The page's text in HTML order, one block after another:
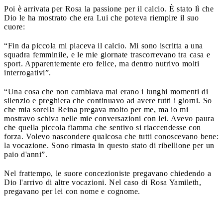
Poi è arrivata per Rosa la passione per il calcio. È stato lì che
Dio le ha mostrato che era Lui che poteva riempire il suo
cuore:
“Fin da piccola mi piaceva il calcio. Mi sono iscritta a una
squadra femminile, e le mie giornate trascorrevano tra casa e
sport. Apparentemente ero felice, ma dentro nutrivo molti
interrogativi”.
“Una cosa che non cambiava mai erano i lunghi momenti di
silenzio e preghiera che continuavo ad avere tutti i giorni. So
che mia sorella Reina pregava molto per me, ma io mi
mostravo schiva nelle mie conversazioni con lei. Avevo paura
che quella piccola fiamma che sentivo si riaccendesse con
forza. Volevo nascondere qualcosa che tutti conoscevano bene:
la vocazione. Sono rimasta in questo stato di ribellione per un
paio d'anni”.
Nel frattempo, le suore concezioniste pregavano chiedendo a
Dio l'arrivo di altre vocazioni. Nel caso di Rosa Yamileth,
pregavano per lei con nome e cognome.